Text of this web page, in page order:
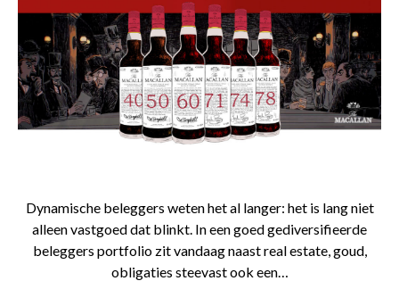
Dynamische beleggers weten het al langer: het is lang niet
alleen vastgoed dat blinkt. In een goed gediversifieerde
beleggers portfolio zit vandaag naast real estate, goud,
obligaties steevast ook een…